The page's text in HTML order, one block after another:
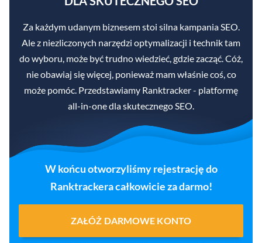
Za każdym udanym biznesem stoi silna kampania SEO.
Ale z niezliczonych narzędzi optymalizacji i technik tam
do wyboru, może być trudno wiedzieć, gdzie zacząć. Cóż,
nie obawiaj się więcej, ponieważ mam właśnie coś, co
może pomóc. Przedstawiamy Ranktracker - platformę
all-in-one dla skutecznego SEO.
W końcu otworzyliśmy rejestrację do
Ranktrackera całkowicie za darmo!
ZAŁÓŻ DARMOWE KONTO